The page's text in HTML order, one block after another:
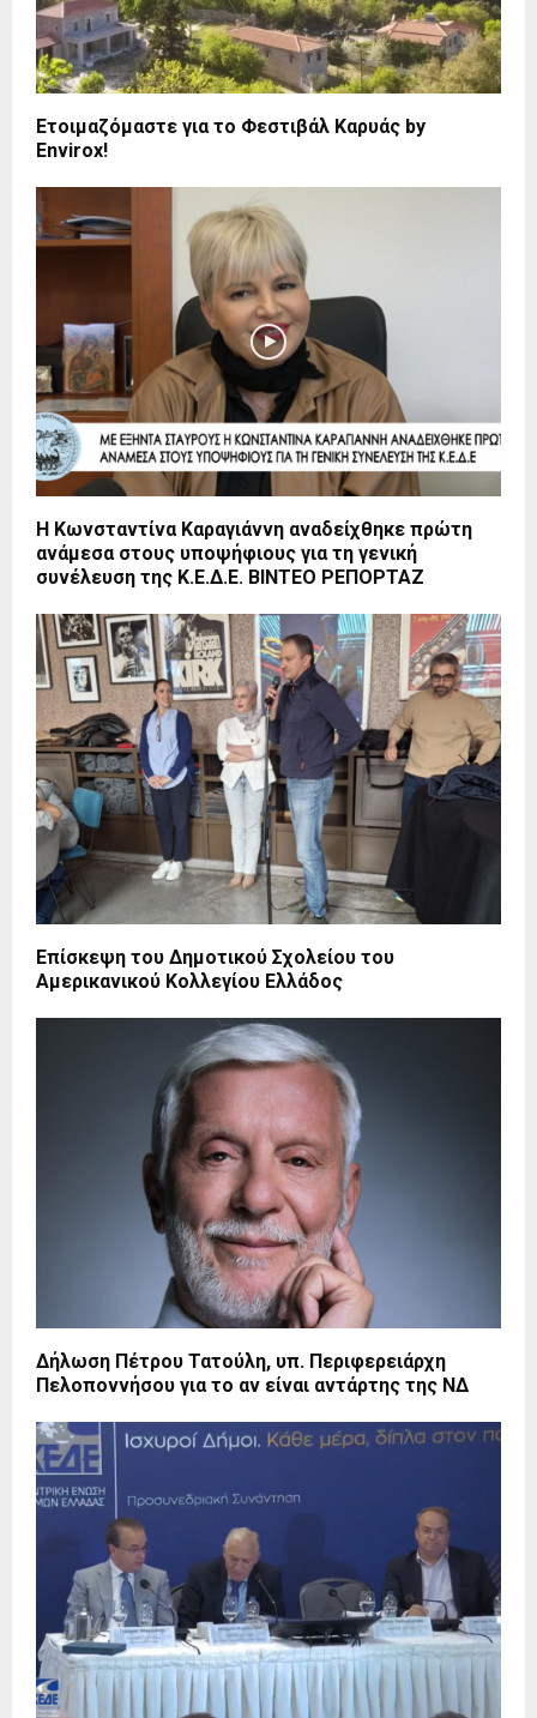
Ετοιμαζόμαστε για το Φεστιβάλ Καρυάς by
Envirox!
Η Κωνσταντίνα Καραγιάννη αναδείχθηκε πρώτη
ανάμεσα στους υποψήφιους για τη γενική
συνέλευση της Κ.Ε.Δ.Ε. ΒΙΝΤΕΟ ΡΕΠΟΡΤΑΖ
Επίσκεψη του Δημοτικού Σχολείου του
Αμερικανικού Κολλεγίου Ελλάδος
Δήλωση Πέτρου Τατούλη, υπ. Περιφερειάρχη
Πελοποννήσου για το αν είναι αντάρτης της ΝΔ